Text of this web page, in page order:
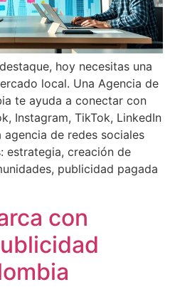
hoy necesitas una
local. Una Agencia de
te ayuda a conectar con
Instagram, TikTok, LinkedIn
agencia de redes sociales
estrategia, creación de
publicidad pagada
con